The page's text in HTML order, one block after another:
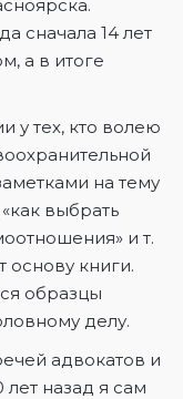
сначала 14 лет
а в итоге
у тех, кто волею
на тему
выбрать
и т.
основу книги.
образцы
делу.
адвокатов и
назад я сам